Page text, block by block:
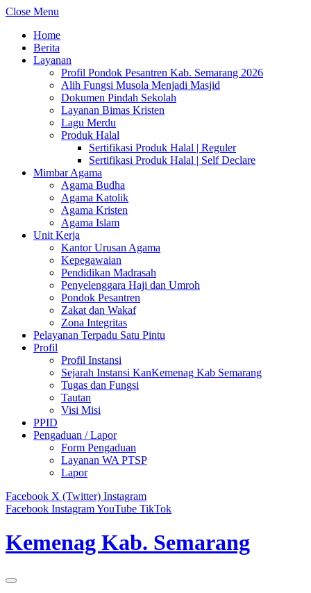
Close Menu
Home
Berita
Layanan
Profil Pondok Pesantren Kab. Semarang 2026
Alih Fungsi Musola Menjadi Masjid
Dokumen Pindah Sekolah
Layanan Bimas Kristen
Lagu Merdu
Produk Halal
Sertifikasi Produk Halal | Reguler
Sertifikasi Produk Halal | Self Declare
Mimbar Agama
Agama Budha
Agama Katolik
Agama Kristen
Agama Islam
Unit Kerja
Kantor Urusan Agama
Kepegawaian
Pendidikan Madrasah
Penyelenggara Haji dan Umroh
Pondok Pesantren
Zakat dan Wakaf
Zona Integritas
Pelayanan Terpadu Satu Pintu
Profil
Profil Instansi
Sejarah Instansi KanKemenag Kab Semarang
Tugas dan Fungsi
Tautan
Visi Misi
PPID
Pengaduan / Lapor
Form Pengaduan
Layanan WA PTSP
Lapor
Facebook X (Twitter) Instagram
Facebook InstagramYouTube TikTok
Kemenag Kab. Semarang